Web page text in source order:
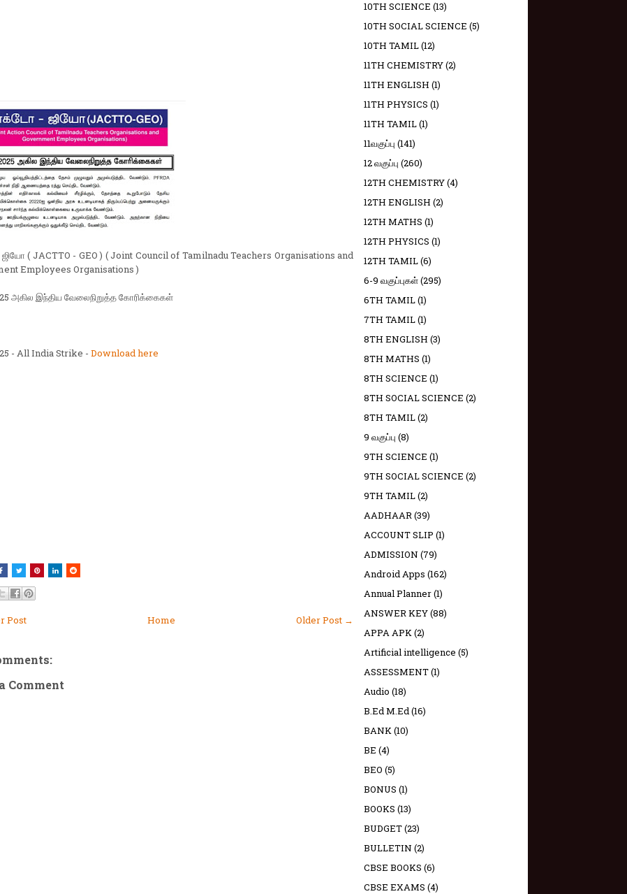
( JACTTO - GEO ) ( Joint Council of Tamilnadu Teachers Organisations and
Employees Organisations )
அகில இந்திய வேலைநிறுத்த கோரிக்கைகள்
- All India Strike - Download here
Post Older Post →
Home
Comment
10TH SCIENCE (13)
10TH SOCIAL SCIENCE (5)
10TH TAMIL(12)
11TH CHEMISTRY(2)
11TH ENGLISH (1)
11TH PHYSICS (1)
11TH TAMIL(1)
11வகுப்பு (141)
12 வகுப்பு (260)
12TH CHEMISTRY(4)
12TH ENGLISH (2)
12TH MATHS (1)
12TH PHYSICS (1)
12TH TAMIL(6)
6-9 வகுப்புகள்(295)
6TH TAMIL(1)
7TH TAMIL(1)
8TH ENGLISH (3)
8TH MATHS (1)
8TH SCIENCE (1)
8TH SOCIAL SCIENCE (2)
8TH TAMIL(2)
9 வகுப்பு (8)
9TH SCIENCE (1)
9TH SOCIAL SCIENCE (2)
9TH TAMIL(2)
AADHAAR(39)
ACCOUNT SLIP (1)
ADMISSION (79)
Android Apps (162)
Annual Planner(1)
ANSWER KEY(88)
APPA APK(2)
Artificial intelligence (5)
ASSESSMENT(1)
Audio (18)
B.Ed M.Ed(16)
BANK(10)
BE (4)
BEO (5)
BONUS (1)
BOOKS (13)
BUDGET(23)
BULLETIN (2)
CBSE BOOKS (6)
CBSE EXAMS (4)